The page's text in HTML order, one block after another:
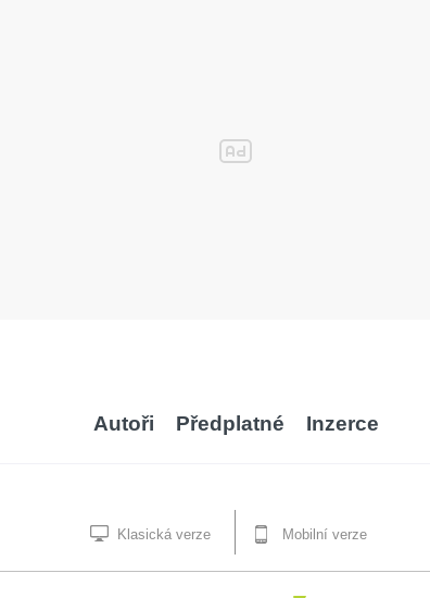
Autoři Předplatné Inzerce
Klasická verze Mobilní verze